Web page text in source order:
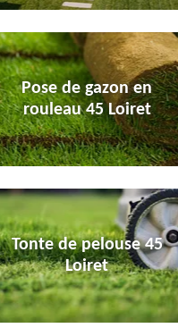
Pose de gazon en
rouleau 45 Loiret
Tonte de pelouse 45
Loiret